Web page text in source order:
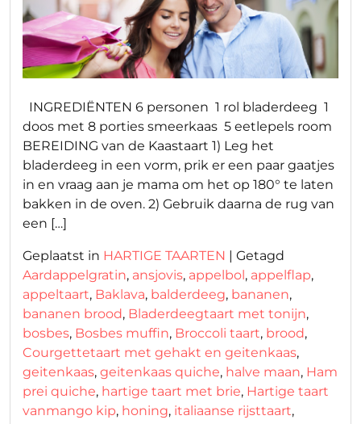
INGREDIËNTEN 6 personen 1 rol bladerdeeg 1
doos met 8 porties smeerkaas 5 eetlepels room
BEREIDING van de Kaastaart 1) Leg het
bladerdeeg in een vorm, prik er een paar gaatjes
in en vraag aan je mama om het op 180° te laten
bakken in de oven. 2) Gebruik daarna de rug van
een […]
Geplaatst in HARTIGE TAARTEN | Getagd
Aardappelgratin, ansjovis, appelbol, appelflap,
appeltaart, Baklava, balderdeeg, bananen,
bananen brood, Bladerdeegtaart met tonijn,
bosbes, Bosbes muffin, Broccoli taart, brood,
Courgettetaart met gehakt en geitenkaas,
geitenkaas, geitenkaas quiche, halve maan, Ham
prei quiche, hartige taart met brie, Hartige taart
vanmango kip, honing, italiaanse rijsttaart,